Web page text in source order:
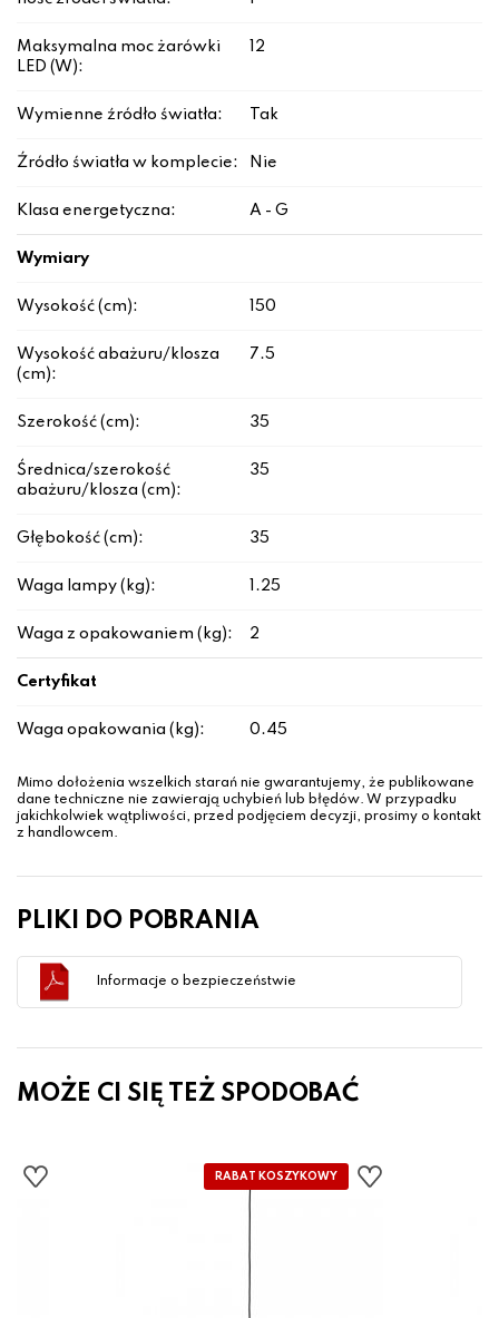
Maksymalna moc żarówki
LED (W):
12
Wymienne źródło światła: Tak
Źródło światła w komplecie: Nie
Klasa energetyczna: A - G
Wymiary
Wysokość (cm): 150
Wysokość abażuru/klosza
(cm):
7.5
Szerokość (cm): 35
Średnica/szerokość
abażuru/klosza (cm):
35
Głębokość (cm): 35
Waga lampy (kg): 1.25
Waga z opakowaniem (kg): 2
Certyfikat
Waga opakowania (kg): 0.45
Mimo dołożenia wszelkich starań nie gwarantujemy, że publikowane
dane techniczne nie zawierają uchybień lub błędów. W przypadku
jakichkolwiek wątpliwości, przed podjęciem decyzji, prosimy o kontakt
z handlowcem.
PLIKI DO POBRANIA
Informacje o bezpieczeństwie
MOŻE CI SIĘ TEŻ SPODOBAĆ